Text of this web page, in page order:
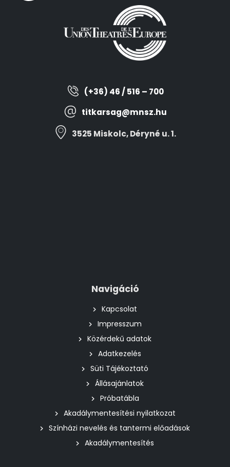
(+36) 46 / 516 – 700
titkarsag@mnsz.hu
3525 Miskolc, Déryné u. 1.
Navigáció
Kapcsolat
Impresszum
Közérdekű adatok
Adatkezelés
Süti Tájékoztató
Állásajánlatok
Próbatábla
Akadálymentesítési nyilatkozat
Színházi nevelés és tantermi előadások
Akadálymentesítés